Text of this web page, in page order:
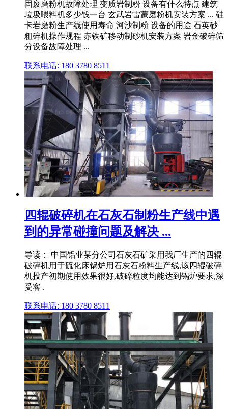
固废磨粉机故障处理 变质岩制粉 设备有什么特点 建筑
垃圾喂料机多少钱一台 玄武岩雷蒙磨粉机安装方案 ... 硅
卡岩磨粉生产线使用寿命 河沙制粉 设备的用途 石英砂
粗碎机操作规程 赤铁矿移动制砂机安装方案 岩金破碎筛
分设备故障处理 ...
联系电话: 180 3780 8511
四辊破碎机在石灰石制粉生产线中遇
到的异常碰撞问题及解决 ...
导读： 中国铝业某分公司石灰石矿采用我厂生产的四辊
破碎机用于硫化床锅炉用石灰石粉料生产线,该四辊破碎
机投产初期使用效果很好,破碎粒度均能达到锅炉要求,深
受客 .
联系电话: 180 3780 8511